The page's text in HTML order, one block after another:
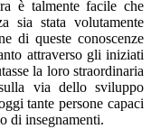
è talmente facile che
sia stata volutamente
di queste conoscenze
attraverso gli iniziati
la loro straordinaria
via dello sviluppo
tante persone capaci
di insegnamenti.